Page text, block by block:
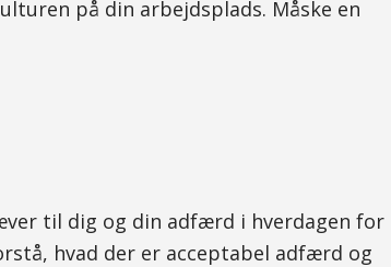
på din arbejdsplads. Måske en
til dig og din adfærd i hverdagen for
hvad der er acceptabel adfærd og